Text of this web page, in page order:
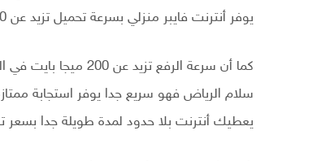
يوفر أنترنت فايبر منزلي بسرعة تحميل تزيد عن 930 ميجا بايت بالثانية الواحدة.
كما أن سرعة الرفع
سلام الرياض فهو سريع جدا يوفر استجابة
يعطيك أنترنت بلا حدود لمدة طويلة جدا بسعر